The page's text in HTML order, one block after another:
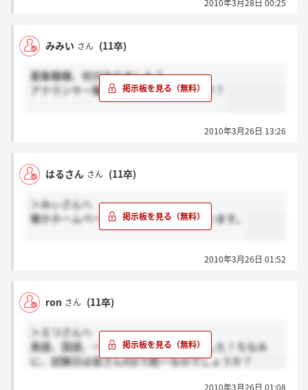
2010年3月28日 00:25
みみい さん (11卒)
募集職種、何がありました？
アナウンサー職って募集してましたっけ？
2010年3月26日 13:26
はるさん さん (11卒)
＞みぃさんへ
確かホームページに書いてあったと思います。
2010年3月26日 01:52
ron さん (11卒)
＞えつさんへ
英語、国語、一般常識と書いてありました！ちなみ
に、試験日は皆さん6日で統一なのでしょうか？
2010年3月26日 01:08